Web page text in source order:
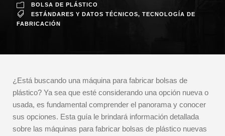
BOLSA DE PLÁSTICO
ESTÁNDARES Y DATOS TÉCNICOS, TECNOLOGÍA DE
FABRICACIÓN
¿Está buscando una máquina para fabricar bolsas de
plástico? Ya sea que esté considerando una opción nueva o
usada, es fundamental comprender el panorama y conocer
sus opciones. Esta guía le brindará información detallada
sobre las máquinas para fabricar bolsas de plástico nuevas